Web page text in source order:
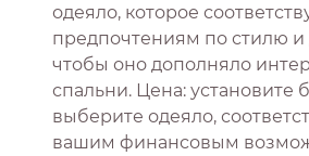
одеяло, которое
предпочтениям по стилю и
чтобы оно дополняло
спальни. Цена: установите
выберите одеяло,
вашим финансовым